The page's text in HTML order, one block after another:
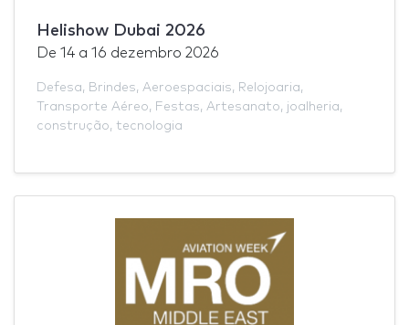
Helishow Dubai 2026
De 14 a 16 dezembro 2026
Defesa, Brindes, Aeroespaciais, Relojoaria,
Transporte Aéreo, Festas, Artesanato, joalheria,
construção, tecnologia